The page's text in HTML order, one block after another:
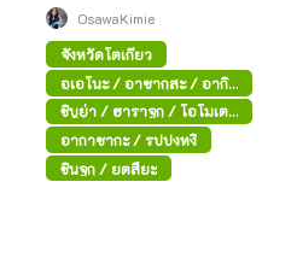
OsawaKimie
จังหวัดโตเกียว
อุเอโนะ / อาซากุสะ / อากิ
ฮาบาระ
ชิบูย่า / ฮาราจูกุ / โอโมเตะ
ซันโด
อากาซากะ / รปปงหงิ
ชินจูกุ / ยตสึยะ